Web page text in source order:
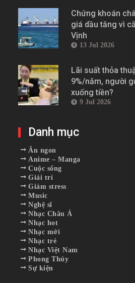
Chứng khoán
giá dầu tăng vì
Vịnh
13 Jul 2026
Lãi suất thỏa
9%/năm, người
xuống tiền?
9 Jul 2026
Danh mục
Ăn ngon
Anime – Manga
Cuộc sống
Giải trí
Giảm stress
Music
Nghệ sĩ
Nhạc Châu Á
Nhạc hot
Nhạc mới
Nhạc trẻ
Nhạc Việt Nam
Phong Thủy
Sự kiện